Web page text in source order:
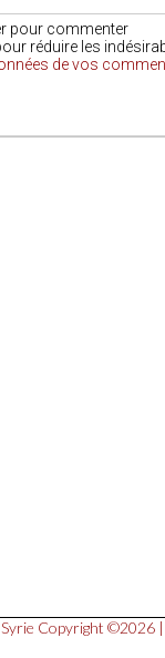
pour commenter
réduire les
de vos
Copyright ©2026 |